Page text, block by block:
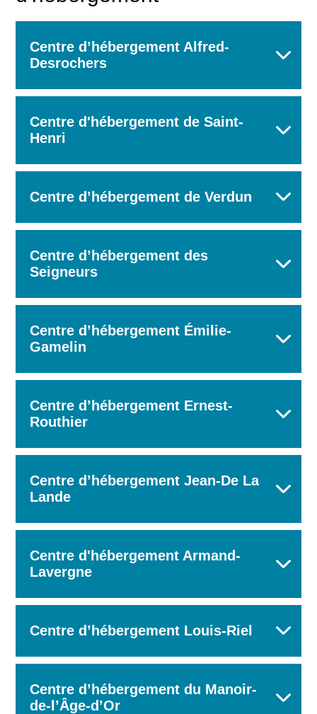
Centre d’hébergement Alfred-
Desrochers
Centre d'hébergement de Saint-
Henri
Centre d’hébergement de Verdun
Centre d’hébergement des
Seigneurs
Centre d’hébergement Émilie-
Gamelin
Centre d’hébergement Ernest-
Routhier
Centre d’hébergement Jean-De La
Lande
Centre d'hébergement Armand-
Lavergne
Centre d’hébergement Louis-Riel
Centre d’hébergement du Manoir-
de-l’Âge-d’Or